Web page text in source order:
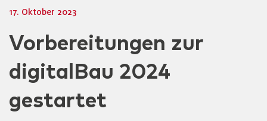
17. Oktober 2023
Vorbereitungen zur
digitalBau 2024
gestartet